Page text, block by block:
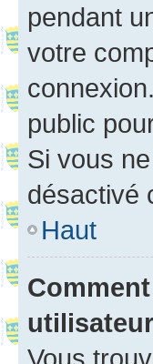
pendant
votre
public
Si vous
désactivé
Haut
Vous